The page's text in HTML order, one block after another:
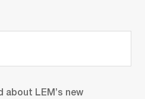
about LEM’s new